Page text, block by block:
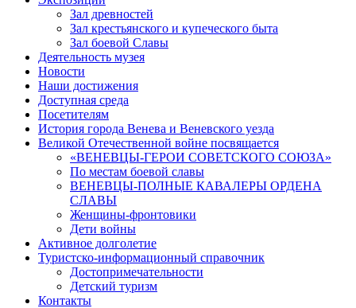
Зал древностей
Зал крестьянского и купеческого быта
Зал боевой Славы
Деятельность музея
Новости
Наши достижения
Доступная среда
Посетителям
История города Венева и Веневского уезда
Великой Отечественной войне посвящается
«ВЕНЕВЦЫ-ГЕРОИ СОВЕТСКОГО СОЮЗА»
По местам боевой славы
ВЕНЕВЦЫ-ПОЛНЫЕ КАВАЛЕРЫ ОРДЕНА
СЛАВЫ
Женщины-фронтовики
Дети войны
Активное долголетие
Туристско-информационный справочник
Достопримечательности
Детский туризм
Контакты